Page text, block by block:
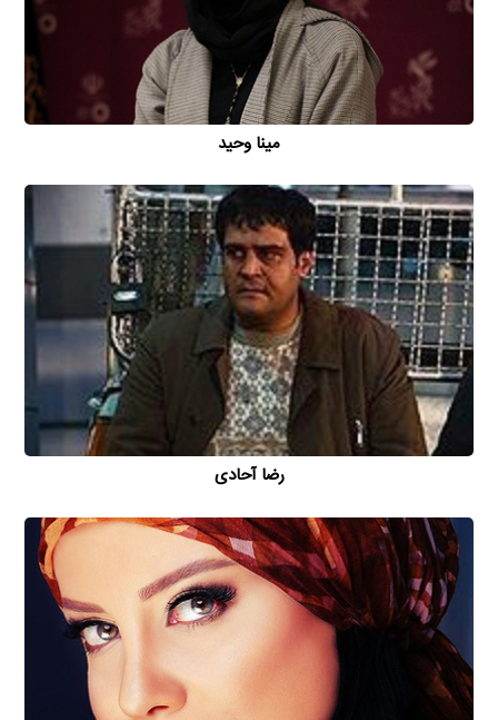
مینا وحید
رضا آحادی